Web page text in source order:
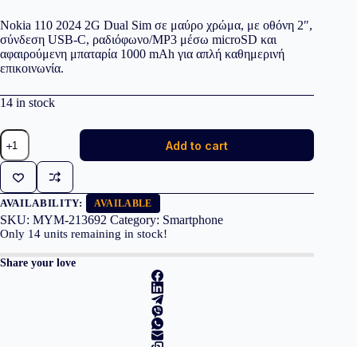
Nokia 110 2024 2G Dual Sim σε μαύρο χρώμα, με οθόνη 2″,
σύνδεση USB-C, ραδιόφωνο/MP3 μέσω microSD και
αφαιρούμενη μπαταρία 1000 mAh για απλή καθημερινή
επικοινωνία.
14 in stock
Nokia
110
2024
2G
Dual
Sim
USB-
C
Black
GR
quantity
Add to cart
AVAILABILITY: AVAILABLE
SKU: MYM-213692 Category: Smartphone
Only 14 units remaining in stock!
Share your love